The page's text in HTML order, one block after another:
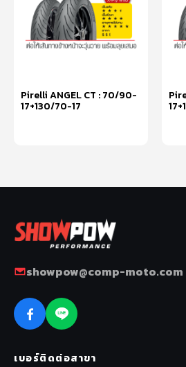
Pirelli ANGEL CT : 70/90-
17+130/70-17
showpow@comp-moto.com
เบอร์ติดต่อสาขา